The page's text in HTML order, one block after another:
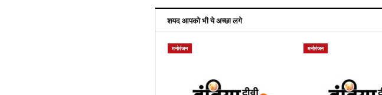
शयद आपको भी ये अच्छा लगे
मनोरंजन मनोरंजन